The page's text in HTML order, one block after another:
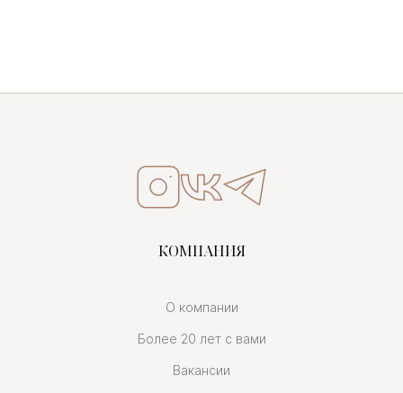
КОМПАНИЯ
О компании
Более 20 лет с вами
Вакансии